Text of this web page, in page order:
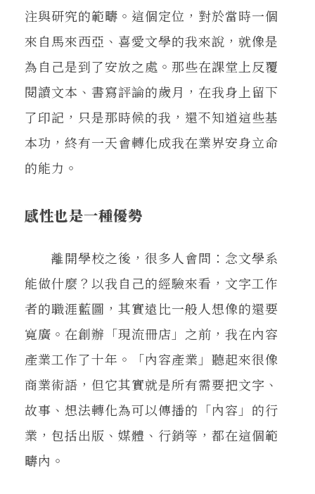
注與研究的範疇。這個定位，對於當時一個
來自馬來西亞、喜愛文學的我來說，就像是
為自己是到了安放之處。那些在課堂上反覆
閱讀文本、書寫評論的歲月，在我身上留下
了印記，只是那時候的我，還不知道這些基
本功，終有一天會轉化成我在業界安身立命
的能力。
感性也是一種優勢
離開學校之後，很多人會問：念文學系
能做什麼？以我自己的經驗來看，文字工作
者的職涯藍圖，其實遠比一般人想像的還要
寬廣。在創辦「現流冊店」之前，我在內容
產業工作了十年。「內容產業」聽起來很像
商業術語，但它其實就是所有需要把文字、
故事、想法轉化為可以傳播的「內容」的行
業，包括出版、媒體、行銷等，都在這個範
疇內。